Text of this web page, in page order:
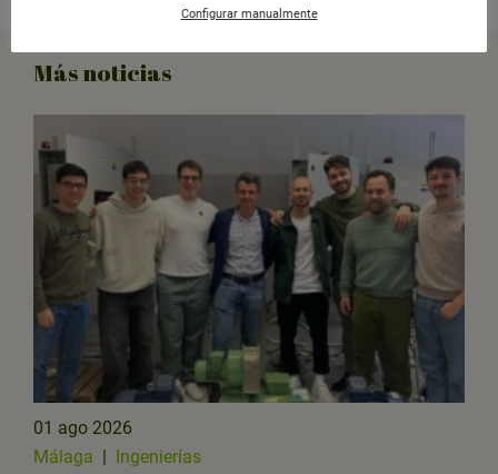
Más noticias
01 ago 2026
Málaga | Ingenierías
Configurar manualmente